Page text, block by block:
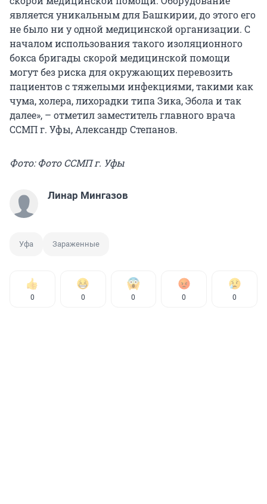
является уникальным для Башкирии, до этого его
не было ни у одной медицинской организации. С
началом использования такого изоляционного
бокса бригады скорой медицинской помощи
могут без риска для окружающих перевозить
пациентов с тяжелыми инфекциями, такими как
чума, холера, лихорадки типа Зика, Эбола и так
далее», – отметил заместитель главного врача
ССМП г. Уфы, Александр Степанов.
Фото: Фото ССМП г. Уфы
Линар Мингазов
Уфа Зараженные
0 0 0 0 0